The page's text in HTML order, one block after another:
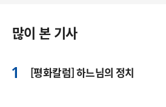
많이 본 기사
[평화칼럼] 하느님의 정치